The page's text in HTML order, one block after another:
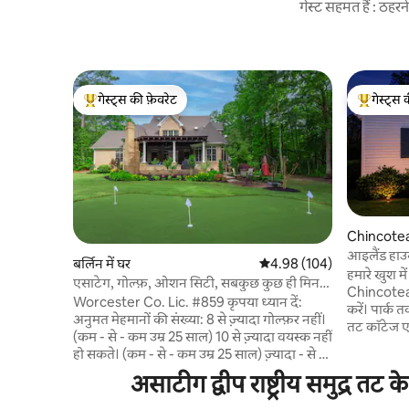
गेस्ट सहमत हैं :
गेस्ट्स का टॉप फ़ेवरेट
गेस्ट्स की फ़ेवरेट
बर्लिन में घर औसत रेटिंग 5 में से 4.98, 104
4.98 (104)
एसाटेग, गोल्फ़, ओशन सिटी, सबकुछ कुछ ही मिनटों
की दूरी पर!
Worcester Co. Lic. #859 कृपया ध्यान दें:
अनुमत मेहमानों की संख्या: 8 से ज़्यादा गोल्फ़र नहीं।
(कम - से - कम उम्र 25 साल) 10 से ज़्यादा वयस्क नहीं
हो सकते। (कम - से - कम उम्र 25 साल) ज़्यादा - से -
ज़्यादा 12 मेहमानों से संबंधित परिवार। हम हाई स्कूल
के सीनियर ग्रुप को किराए पर नहीं देते। कृपया ध्यान
गेस्ट्स का
गेस्ट्स
आइलैंड
फ़ायरपिट
हमारे खुश में
करें। पार्क
तट कॉटेज
और
आपके साथ
असाटीग द्वीप राष्ट्रीय समुद्र